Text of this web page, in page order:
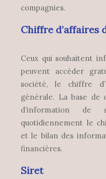
compagnies.
Chiffre d’affaires
Ceux qui souhaitent
peuvent accéder
société, le chiffre
générale. La base de
d’information
quotidiennement le
et le bilan des
financières.
Siret